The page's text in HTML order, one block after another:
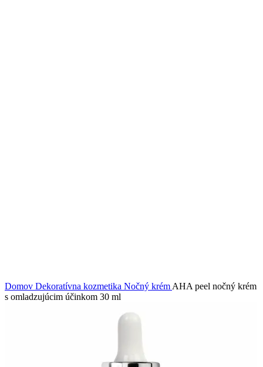
Domov Dekoratívna kozmetika Nočný krém AHA peel nočný krém
s omladzujúcim účinkom 30 ml